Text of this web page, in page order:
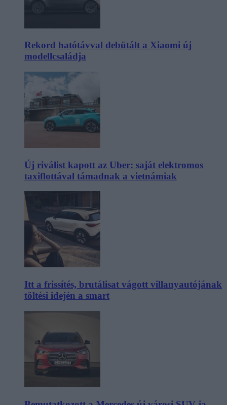
Rekord hatótávval debütált a Xiaomi új
modellcsaládja
Új riválist kapott az Uber: saját elektromos
taxiflottával támadnak a vietnámiak
Itt a frissítés, brutálisat vágott villanyautójának
töltési idején a smart